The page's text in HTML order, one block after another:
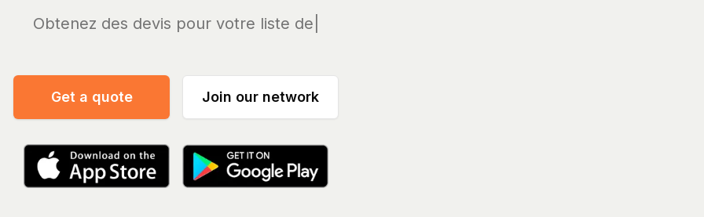
Obtenez des devis p
Get a quote Join our network